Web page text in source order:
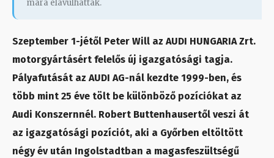
mára elavulhattak.
Szeptember 1-jétől Peter Will az AUDI HUNGARIA Zrt.
motorgyártásért felelős új igazgatósági tagja.
Pályafutását az AUDI AG-nál kezdte 1999-ben, és
több mint 25 éve tölt be különböző pozíciókat az
Audi Konszernnél. Robert Buttenhausertől veszi át
az igazgatósági pozíciót, aki a Győrben eltöltött
négy év után Ingolstadtban a magasfeszültségű